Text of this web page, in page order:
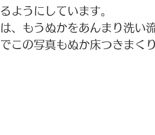
ようにしています。
、もうぬかをあんまり洗い
この写真もぬか床つきまく